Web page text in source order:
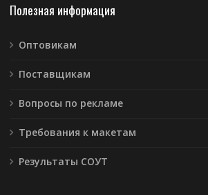
Полезная информация
Оптовикам
Поставщикам
Вопросы по рекламе
Требования к макетам
Результаты СОУТ